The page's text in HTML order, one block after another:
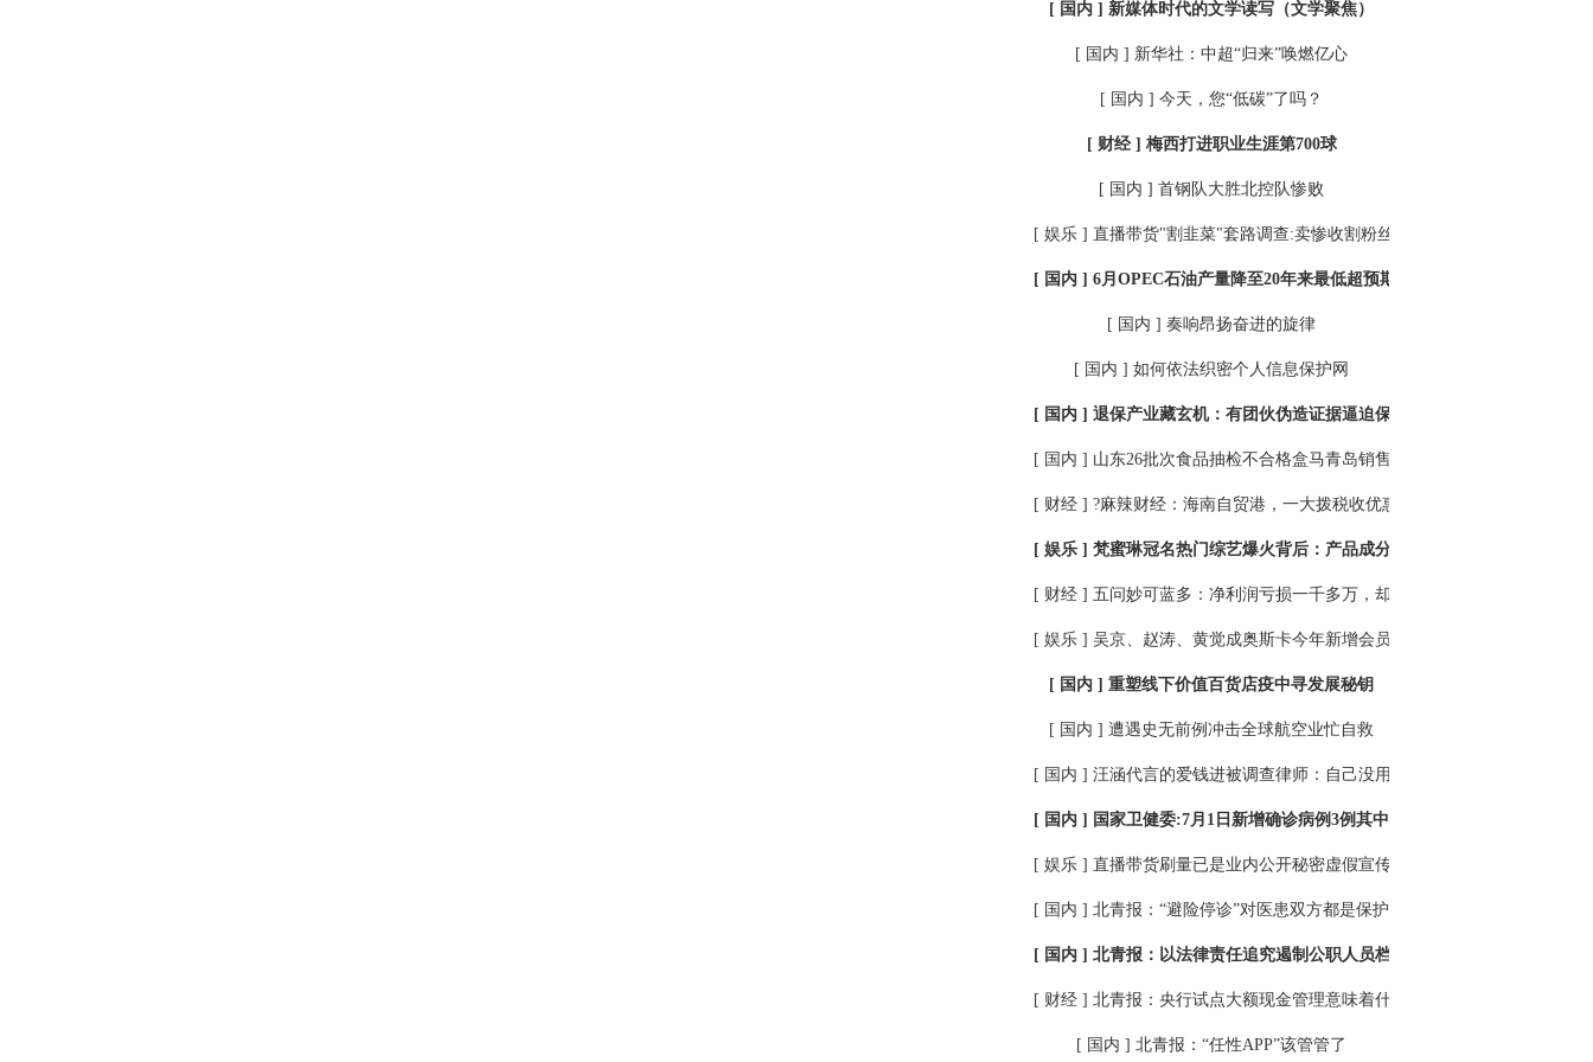
[ 国内 ] 新媒体时代的文学读写（文学聚焦）
[ 国内 ] 新华社：中超“归来”唤燃亿心
[ 国内 ] 今天，您“低碳”了吗？
[ 财经 ] 梅西打进职业生涯第700球
[ 国内 ] 首钢队大胜北控队惨败
[ 娱乐 ] 直播带货"割韭菜"套路调查:卖惨收割粉丝低俗表演博出位
[ 国内 ] 6月OPEC石油产量降至20年来最低超预期执行减产协议
[ 国内 ] 奏响昂扬奋进的旋律
[ 国内 ] 如何依法织密个人信息保护网
[ 国内 ] 退保产业藏玄机：有团伙伪造证据逼迫保险公司全额退保
[ 国内 ] 山东26批次食品抽检不合格盒马青岛销售猪肉样品在列
[ 财经 ] ?麻辣财经：海南自贸港，一大拨税收优惠来了！
[ 娱乐 ] 梵蜜琳冠名热门综艺爆火背后：产品成分存疑口碑折戟
[ 财经 ] 五问妙可蓝多：净利润亏损一千多万，却狂砸两个亿打广告？
[ 娱乐 ] 吴京、赵涛、黄觉成奥斯卡今年新增会员
[ 国内 ] 重塑线下价值百货店疫中寻发展秘钥
[ 国内 ] 遭遇史无前例冲击全球航空业忙自救
[ 国内 ] 汪涵代言的爱钱进被调查律师：自己没用过的产品别碰
[ 国内 ] 国家卫健委:7月1日新增确诊病例3例其中北京1例
[ 娱乐 ] 直播带货刷量已是业内公开秘密虚假宣传屡见不鲜
[ 国内 ] 北青报：“避险停诊”对医患双方都是保护
[ 国内 ] 北青报：以法律责任追究遏制公职人员档案造假
[ 财经 ] 北青报：央行试点大额现金管理意味着什么
[ 国内 ] 北青报：“任性APP”该管管了